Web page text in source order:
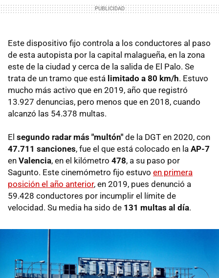
Este dispositivo fijo controla a los conductores al paso
de esta autopista por la capital malagueña, en la zona
este de la ciudad y cerca de la salida de El Palo. Se
trata de un tramo que está limitado a 80 km/h. Estuvo
mucho más activo que en 2019, año que registró
13.927 denuncias, pero menos que en 2018, cuando
alcanzó las 54.378 multas.
El segundo radar más "multón" de la DGT en 2020, con
47.711 sanciones, fue el que está colocado en la AP-7
en Valencia, en el kilómetro 478, a su paso por
Sagunto. Este cinemómetro fijo estuvo en primera
posición el año anterior, en 2019, pues denunció a
59.428 conductores por incumplir el límite de
velocidad. Su media ha sido de 131 multas al día.